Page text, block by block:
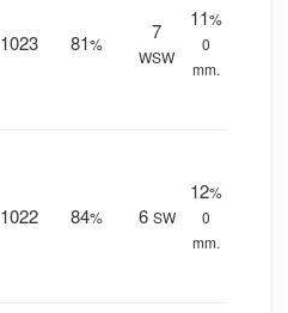
1023 81%
7
WSW
11%
0
mm.
1022 84% 6 SW
12%
0
mm.